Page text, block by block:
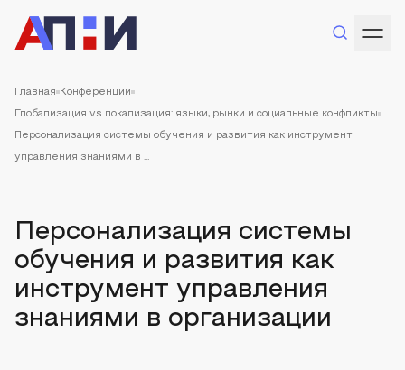
Главная Конференции
Глобализация vs локализация: языки, рынки и социальные конфликты
Персонализация системы обучения и развития как инструмент
управления знаниями в ...
Персонализация системы
обучения и развития как
инструмент управления
знаниями в организации